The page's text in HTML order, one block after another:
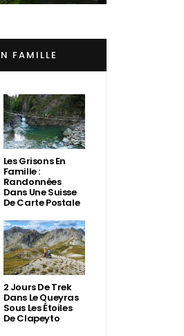
FAMILLE
Les Grisons En
Famille :
Randonnées
Dans Une Suisse
De Carte Postale
2 Jours De Trek
Dans Le Queyras
Sous Les Étoiles
De Clapeyto